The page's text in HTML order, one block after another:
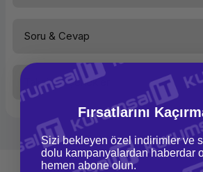
Yorum Yaz
Soru & Cevap
Ürün hakkında henüz soru
Soru Sor
Taksit Seçenekleri
Fırsatlarını
Sizi bekleyen özel indirimler ve
dolu kampanyalardan haberdar
hemen abone olun.